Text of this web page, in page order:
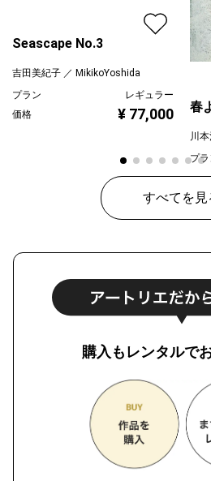
側面にも絵の具が施されていますので
額がなくても格好悪くなりません。
Seascape No.3
吉田美紀子 ／ MikikoYoshida
プラン
レギュラー
価格
¥ 77,000 春
川
プラ
価格
すべてを見
購入もレンタルで